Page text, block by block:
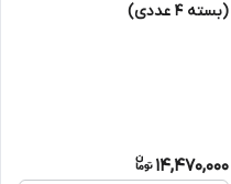
(بسته 4 عددی)
14,470,000